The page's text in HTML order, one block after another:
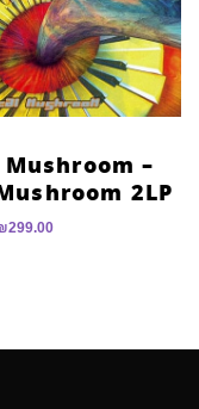
–
2LP
299.00